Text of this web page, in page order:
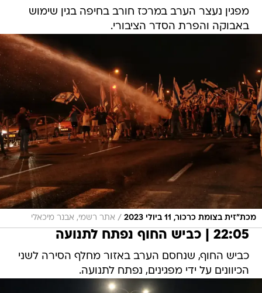
מפגין נעצר הערב במרכז חורב בחיפה בגין שימוש
באבוקה והפרת הסדר הציבורי.
מכת"זית בצומת כרכור, 11 ביולי 2023 / אתר רשמי, אבנר מיכאלי
22:05 | כביש החוף נפתח לתנועה
כביש החוף, שנחסם הערב באזור מחלף הסירה לשני
הכיוונים על ידי מפגינים, נפתח לתנועה.